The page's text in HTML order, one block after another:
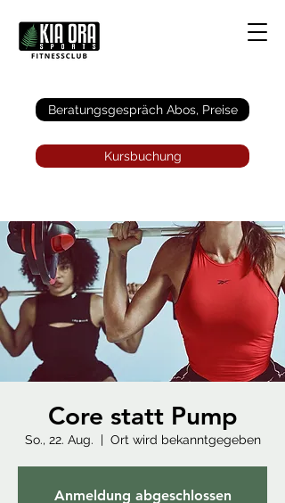
Beratungsgespräch Abos, Preise
Kursbuchung
Core statt Pump
So., 22. Aug.
  |
Ort wird bekanntgegeben
Anmeldung abgeschlossen